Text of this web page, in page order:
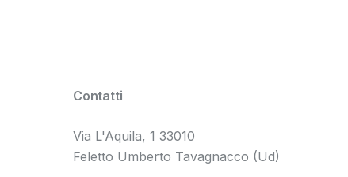
Contatti
Via L'Aquila, 1 33010
Feletto Umberto Tavagnacco (Ud)